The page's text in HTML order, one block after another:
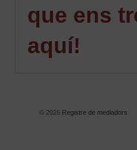
que ens
aquí!
© 2026Registre de mediadors